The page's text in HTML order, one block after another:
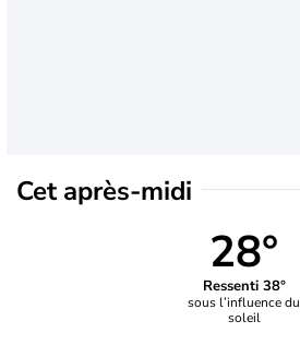
Cet après-midi
28°
Ressenti 38°
sous l’influence du
soleil